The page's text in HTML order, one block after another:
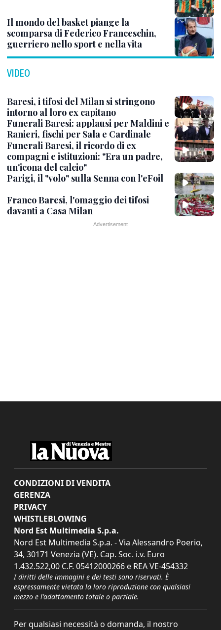
Il mondo del basket piange la
scomparsa di Federico Franceschin,
guerriero nello sport e nella vita
VIDEO
Baresi, i tifosi del Milan si stringono
intorno al loro ex capitano
Funerali Baresi: applausi per Maldini e
Ranieri, fischi per Sala e Cardinale
Funerali Baresi, il ricordo di ex
compagni e istituzioni: "Era un padre,
un'icona del calcio"
Parigi, il "volo" sulla Senna con l'eFoil
Franco Baresi, l'omaggio dei tifosi
davanti a Casa Milan
CONDIZIONI DI VENDITA
GERENZA
PRIVACY
WHISTLEBLOWING
Nord Est Multimedia S.p.a.
Nord Est Multimedia S.p.a. - Via Alessandro Poerio,
34, 30171 Venezia (VE). Cap. Soc. i.v. Euro
1.432.522,00 C.F. 05412000266 e REA VE-454332
I diritti delle immagini e dei testi sono riservati. È
espressamente vietata la loro riproduzione con qualsiasi
mezzo e l'adattamento totale o parziale.
Per qualsiasi necessità o domanda, il nostro